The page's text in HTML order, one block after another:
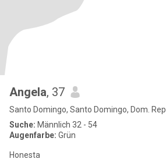
Angela, 37
Santo Domingo, Santo Domingo, Dom. Rep.
Suche: Männlich 32 - 54
Augenfarbe: Grün
Honesta